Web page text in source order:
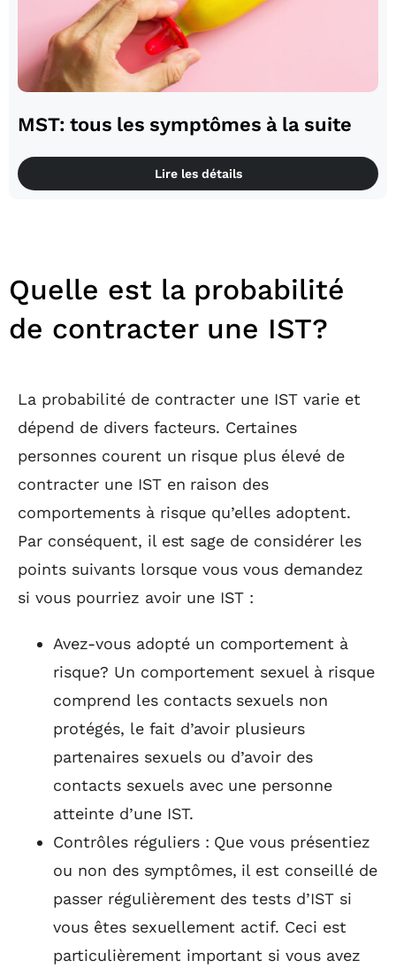
MST: tous les symptômes à la suite
Lire les détails
Quelle est la probabilité
de contracter une IST?
La probabilité de contracter une IST varie et
dépend de divers facteurs. Certaines
personnes courent un risque plus élevé de
contracter une IST en raison des
comportements à risque qu’elles adoptent.
Par conséquent, il est sage de considérer les
points suivants lorsque vous vous demandez
si vous pourriez avoir une IST :
Avez-vous adopté un comportement à
risque? Un comportement sexuel à risque
comprend les contacts sexuels non
protégés, le fait d’avoir plusieurs
partenaires sexuels ou d’avoir des
contacts sexuels avec une personne
atteinte d’une IST.
Contrôles réguliers : Que vous présentiez
ou non des symptômes, il est conseillé de
passer régulièrement des tests d’IST si
vous êtes sexuellement actif. Ceci est
particulièrement important si vous avez